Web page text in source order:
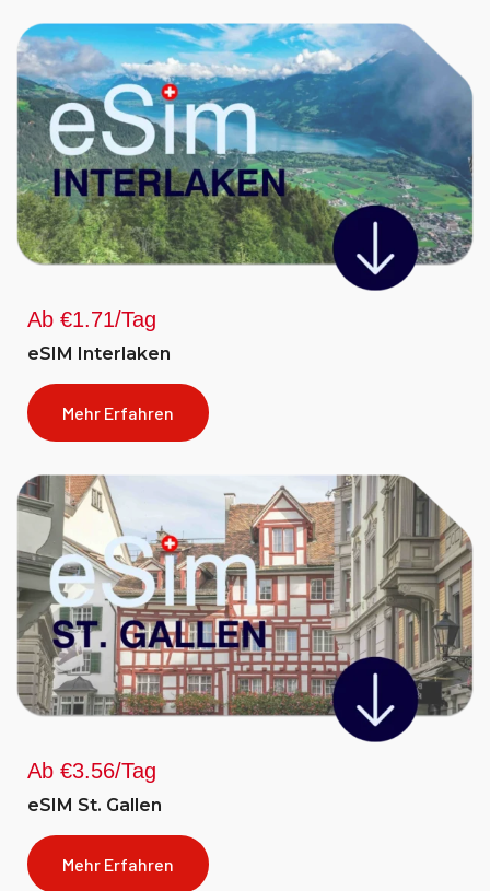
Ab €1.71/Tag
eSIM Interlaken
Mehr Erfahren
Ab €3.56/Tag
eSIM St. Gallen
Mehr Erfahren